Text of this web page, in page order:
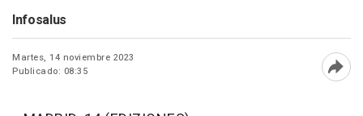
Infosalus
Martes, 14 noviembre 2023
Publicado: 08:35